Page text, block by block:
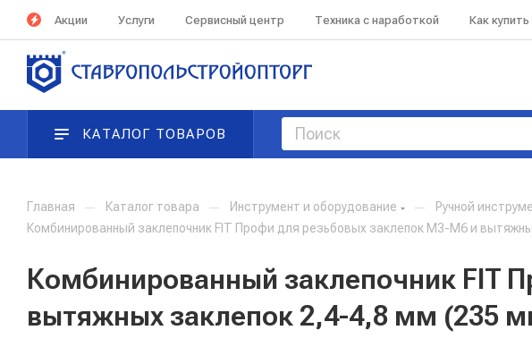
Акции Услуги Сервисный центр Техника с наработкой Как купить
КАТАЛОГ ТОВАРОВ
Главная — Каталог товара — Инструмент и оборудование — Ручной
Комбинированный заклепочник FIT Профи для резьбовых заклепок М3-М6 и
Комбинированный заклепочник FIT
вытяжных заклепок 2,4-4,8 мм (235